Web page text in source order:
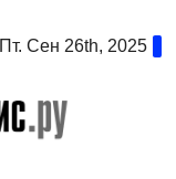
Пт. Сен 26th, 2025